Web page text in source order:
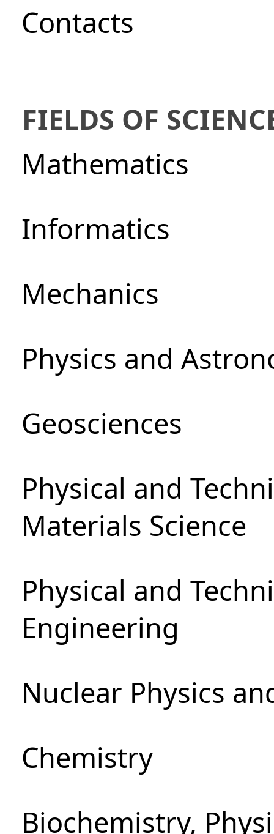
Сontacts
FIELDS OF
Mathematics
Informatics
Mechanics
Physics and
Geosciences
Physical and
Materials Science
Physical and
Engineering
Nuclear Physics
Chemistry
Biochemistry,